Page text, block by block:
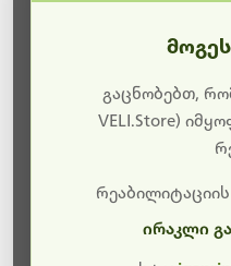
ბოდიშს გიხდით
მიმდინარეობს
მალე ისევ
გაცნობებთ,
VELI.Store)
ირაკლი